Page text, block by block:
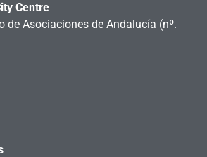
Centre
de Asociaciones de Andalucía (nº.